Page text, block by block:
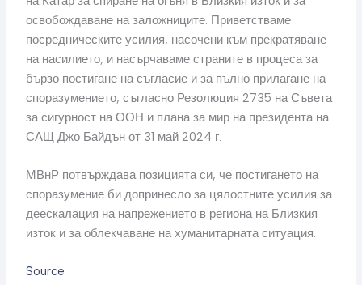
освобождаване на заложниците. Приветстваме
посредническите усилия, насочени към прекратяване
на насилието, и насърчаваме страните в процеса за
бързо постигане на съгласие и за пълно прилагане на
споразумението, съгласно Резолюция 2735 на Съвета
за сигурност на ООН и плана за мир на президента на
САЩ Джо Байдън от 31 май 2024 г.
МВнР потвърждава позицията си, че постигането на
споразумение би допринесло за цялостните усилия за
деескалация на напрежението в региона на Близкия
изток и за облекчаване на хуманитарната ситуация.
Source